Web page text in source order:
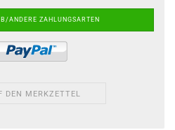
DEN MERKZETTEL